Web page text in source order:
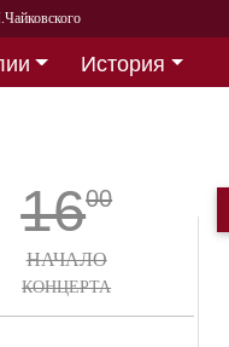
История
1600
НАЧАЛО
КОНЦЕРТА